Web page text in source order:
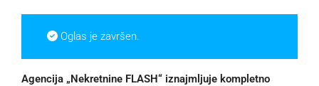
Oglas je završen.
Agencija „Nekretnine FLASH“ iznajmljuje kompletno